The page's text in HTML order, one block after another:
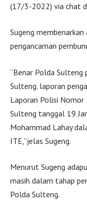
(17/3-2022) via chat
Sugeng
pengancaman
“Benar Polda Sulteng
Sulteng. laporan
Laporan Polisi
Sulteng tanggal 19
Mohammad Lahay
ITE,”jelas Sugeng.
Menurut Sugeng
masih dalam tahap
Polda Sulteng.